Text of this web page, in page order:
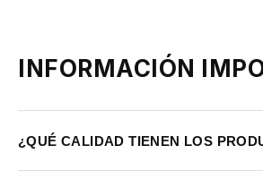
INFORMACIÓN
¿QUÉ CALIDAD TIENEN LOS